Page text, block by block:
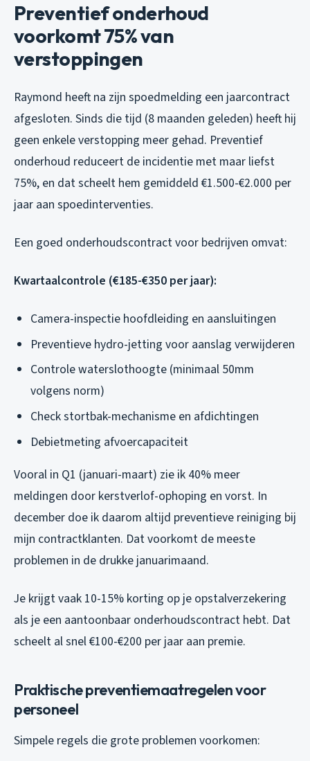
Preventief onderhoud
voorkomt 75% van
verstoppingen
Raymond heeft na zijn spoedmelding een jaarcontract
afgesloten. Sinds die tijd (8 maanden geleden) heeft hij
geen enkele verstopping meer gehad. Preventief
onderhoud reduceert de incidentie met maar liefst
75%, en dat scheelt hem gemiddeld €1.500-€2.000 per
jaar aan spoedinterventies.
Een goed onderhoudscontract voor bedrijven omvat:
Kwartaalcontrole (€185-€350 per jaar):
Camera-inspectie hoofdleiding en aansluitingen
Preventieve hydro-jetting voor aanslag verwijderen
Controle waterslothoogte (minimaal 50mm
volgens norm)
Check stortbak-mechanisme en afdichtingen
Debietmeting afvoercapaciteit
Vooral in Q1 (januari-maart) zie ik 40% meer
meldingen door kerstverlof-ophoping en vorst. In
december doe ik daarom altijd preventieve reiniging bij
mijn contractklanten. Dat voorkomt de meeste
problemen in de drukke januarimaand.
Je krijgt vaak 10-15% korting op je opstalverzekering
als je een aantoonbaar onderhoudscontract hebt. Dat
scheelt al snel €100-€200 per jaar aan premie.
Praktische preventiemaatregelen voor
personeel
Simpele regels die grote problemen voorkomen: